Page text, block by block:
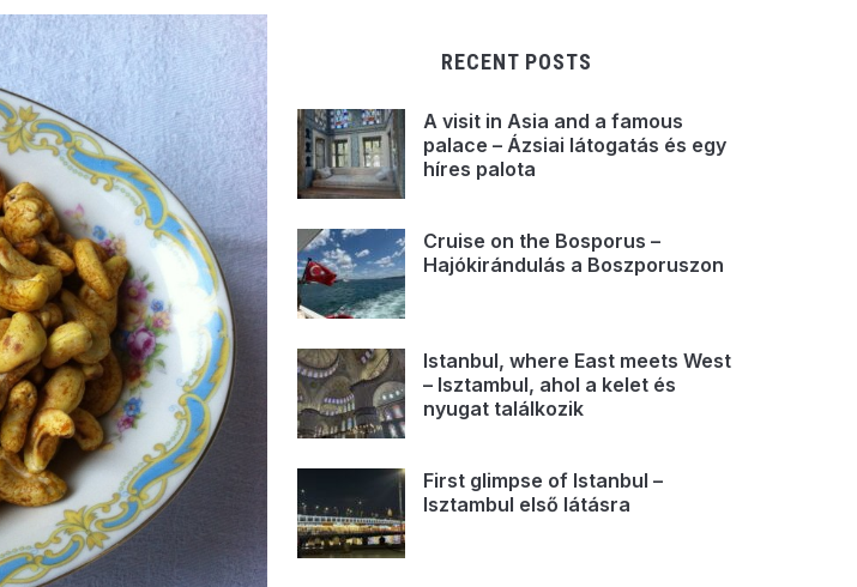
RECENT POSTS
A visit in Asia and a famous
palace – Ázsiai látogatás és egy
híres palota
Cruise on the Bosporus –
Hajókirándulás a Boszporuszon
Istanbul, where East meets West
– Isztambul, ahol a kelet és
nyugat találkozik
First glimpse of Istanbul –
Isztambul első látásra